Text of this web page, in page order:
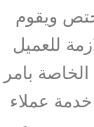
ويقوم
للعميل
بامر
عملاء